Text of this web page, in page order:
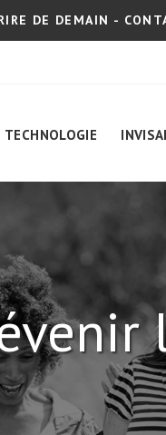
DE DEMAIN -
TECHNOLOGIE